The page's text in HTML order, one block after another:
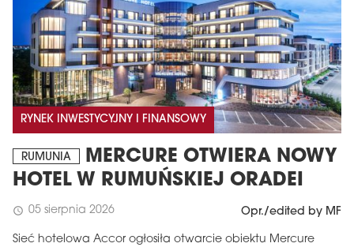
RYNEK INWESTYCYJNY I FINANSOWY
RUMUNIA
MERCURE OTWIERA NOWY
HOTEL W RUMUŃSKIEJ ORADEI
schedule 05 sierpnia 2026 Opr./edited by MF
Sieć hotelowa Accor ogłosiła otwarcie obiektu Mercure